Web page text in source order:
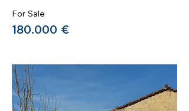
For Sale
180.000 €